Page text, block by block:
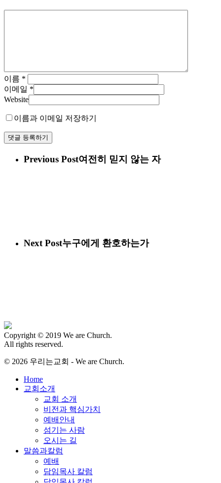
이름 *
이메일 *
Website
이름과 이메일 저장하기
Previous Post여전히 믿지 않는 자
Next Post누구에게 환호하는가
Copyright © 2019 We are Church.
All rights reserved.
© 2026 우리는교회 - We are Church.
Close
Menu
Home
교회소개
교회 소개
비전과 핵심가치
예배안내
섬기는 사람
오시는 길
말씀과칼럼
예배
담임목사 칼럼